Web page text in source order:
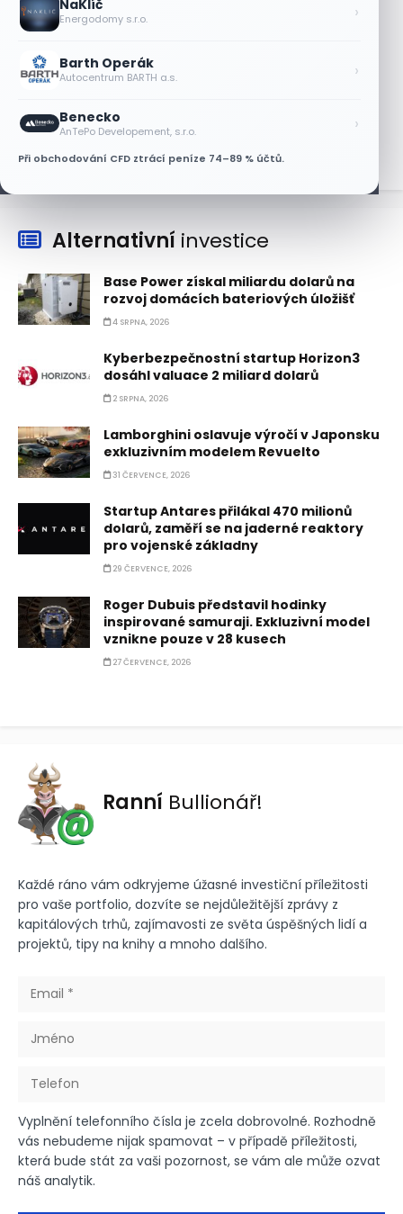
NaKlíč
Energodomy s.r.o. ›
Barth Operák
Autocentrum BARTH a.s. ›
Benecko
AnTePo Developement, s.r.o. ›
Při obchodování CFD ztrácí peníze 74–89 % účtů.
výprodeji paměťových čipů unikly
Jalapeňová kauza tlačí akcie Chipotle
7 SRPNA, 2026
Alternativní investice
Base Power získal miliardu dolarů na
rozvoj domácích bateriových úložišť
4 SRPNA, 2026
Kyberbezpečnostní startup Horizon3
dosáhl valuace 2 miliard dolarů
2 SRPNA, 2026
Lamborghini oslavuje výročí v Japonsku
exkluzivním modelem Revuelto
31 ČERVENCE, 2026
Startup Antares přilákal 470 milionů
dolarů, zaměří se na jaderné reaktory
pro vojenské základny
29 ČERVENCE, 2026
Roger Dubuis představil hodinky
inspirované samuraji. Exkluzivní model
vznikne pouze v 28 kusech
27 ČERVENCE, 2026
Ranní Bullionář!
Každé ráno vám odkryjeme úžasné investiční příležitosti
pro vaše portfolio, dozvíte se nejdůležitější zprávy z
kapitálových trhů, zajímavosti ze světa úspěšných lidí a
projektů, tipy na knihy a mnoho dalšího.
Vyplnění telefonního čísla je zcela dobrovolné. Rozhodně
vás nebudeme nijak spamovat – v případě příležitosti,
která bude stát za vaši pozornost, se vám ale může ozvat
náš analytik.